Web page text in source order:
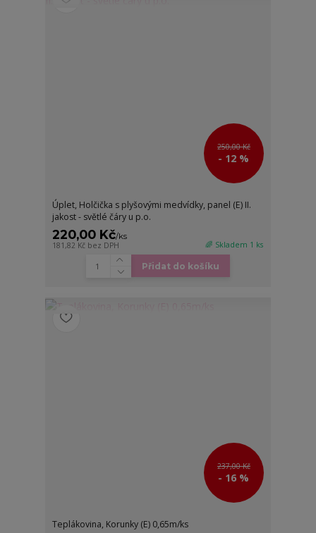
250,00 Kč
- 12 %
Úplet, Holčička s plyšovými medvídky, panel (E) II.
jakost - světlé čáry u p.o.
220,00 Kč/ks
181,82 Kč bez DPH 🌈 Skladem 1 ks
Přidat do košíku
237,00 Kč
- 16 %
Teplákovina, Korunky (E) 0,65m/ks